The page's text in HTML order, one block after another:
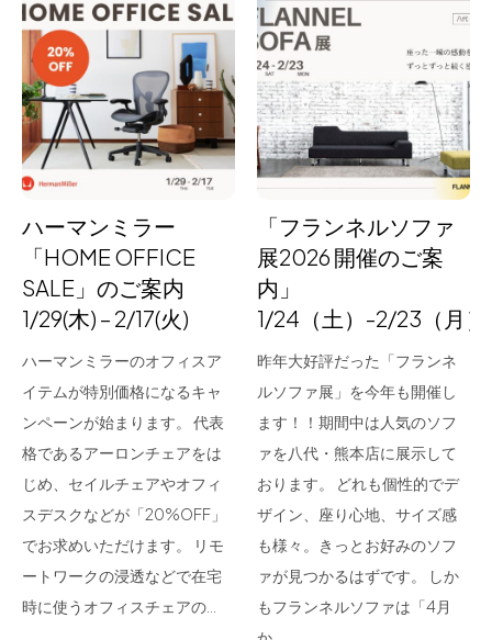
ハーマンミラー
「HOME OFFICE
SALE」のご案内
1/29(木) – 2/17(火)
ハーマンミラーのオフィスア
イテムが特別価格になるキャ
ンペーンが始まります。 代表
格であるアーロンチェアをは
じめ、セイルチェアやオフィ
スデスクなどが「20%OFF」
でお求めいただけます。 リモ
ートワークの浸透などで在宅
時に使うオフィスチェアの…
「フランネルソファ
展2026 開催のご案
内」
1/24（土）-2/23（月）
昨年大好評だった「フランネ
ルソファ展」を今年も開催し
ます！！期間中は人気のソフ
ァを八代・熊本店に展示して
おります。 どれも個性的でデ
ザイン、座り心地、サイズ感
も様々。きっとお好みのソフ
ァが見つかるはずです。 しか
もフランネルソファは「4月